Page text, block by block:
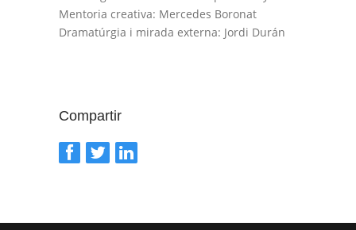
Mentoria creativa: Mercedes Boronat
Dramatúrgia i mirada externa: Jordi Durán
Compartir